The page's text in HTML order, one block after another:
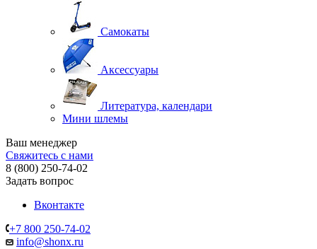
Самокаты
Аксессуары
Литература, календари
Мини шлемы
Ваш менеджер
Свяжитесь с нами
8 (800) 250-74-02
Задать вопрос
Вконтакте
+7 800 250-74-02
info@shonx.ru